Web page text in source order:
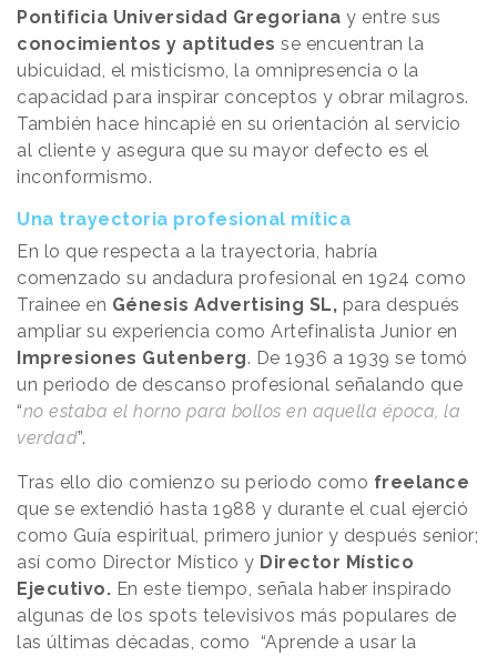
Pontificia Universidad Gregoriana y entre sus
conocimientos y aptitudes se encuentran la
ubicuidad, el misticismo, la omnipresencia o la
capacidad para inspirar conceptos y obrar milagros.
También hace hincapié en su orientación al servicio
al cliente y asegura que su mayor defecto es el
inconformismo.
Una trayectoria profesional mítica
En lo que respecta a la trayectoria, habría
comenzado su andadura profesional en 1924 como
Trainee en Génesis Advertising SL, para después
ampliar su experiencia como Artefinalista Junior en
Impresiones Gutenberg. De 1936 a 1939 se tomó
un periodo de descanso profesional señalando que
“no estaba el horno para bollos en aquella época, la
verdad”.
Tras ello dio comienzo su periodo como freelance
que se extendió hasta 1988 y durante el cual ejerció
como Guía espiritual, primero junior y después senior;
así como Director Místico y Director Místico
Ejecutivo. En este tiempo, señala haber inspirado
algunas de los spots televisivos más populares de
las últimas décadas, como “Aprende a usar la